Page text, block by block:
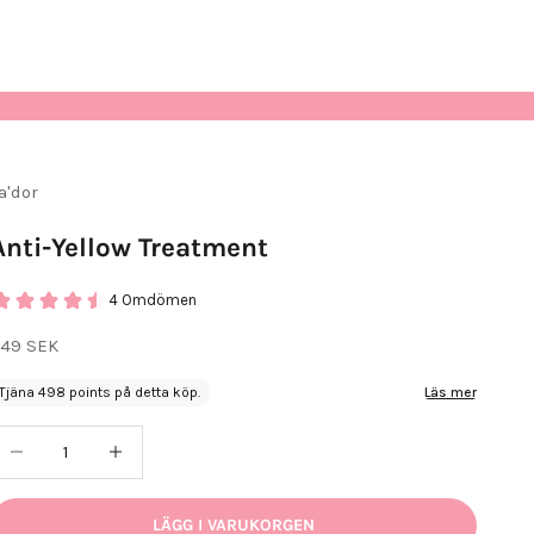
Yellow Treatment
4 Omdömen
pris
SEK
Tjäna 498 points på detta köp. Läs mer
LÄGG I VARUKORGEN